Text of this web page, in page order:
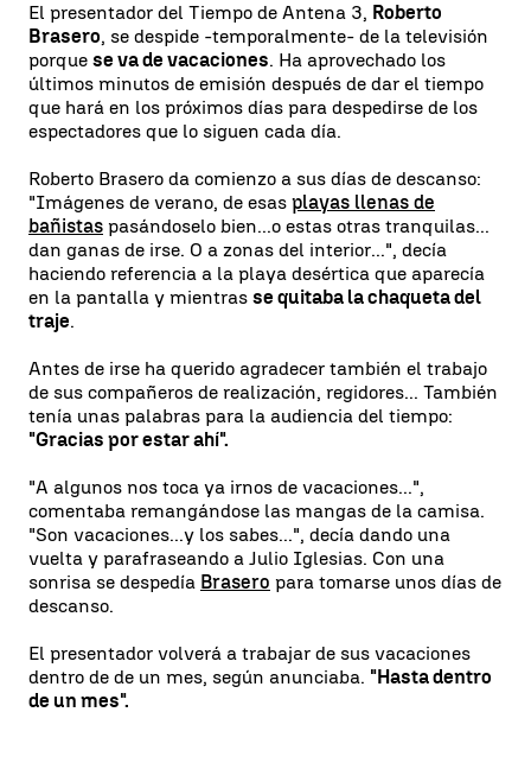
El presentador del Tiempo de Antena 3, Roberto
Brasero, se despide -temporalmente- de la televisión
porque se va de vacaciones. Ha aprovechado los
últimos minutos de emisión después de dar el tiempo
que hará en los próximos días para despedirse de los
espectadores que lo siguen cada día.
Roberto Brasero da comienzo a sus días de descanso:
"Imágenes de verano, de esas playas llenas de
bañistas pasándoselo bien...o estas otras tranquilas...
dan ganas de irse. O a zonas del interior...", decía
haciendo referencia a la playa desértica que aparecía
en la pantalla y mientras se quitaba la chaqueta del
traje.
Antes de irse ha querido agradecer también el trabajo
de sus compañeros de realización, regidores... También
tenía unas palabras para la audiencia del tiempo:
"Gracias por estar ahí".
"A algunos nos toca ya irnos de vacaciones...",
comentaba remangándose las mangas de la camisa.
"Son vacaciones...y los sabes...", decía dando una
vuelta y parafraseando a Julio Iglesias. Con una
sonrisa se despedía Brasero para tomarse unos días de
descanso.
El presentador volverá a trabajar de sus vacaciones
dentro de de un mes, según anunciaba. "Hasta dentro
de un mes".